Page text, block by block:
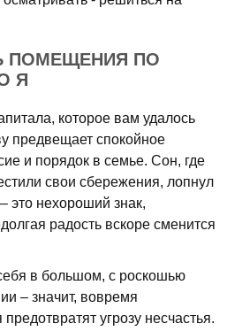
ПОМЕЩЕНИЯ ПО
Я
которое вам удалось
предвещает спокойное
и порядок в семье. Сон, где
свои сбережения, лопнул
это нехороший знак,
радость вскоре сменится
в большом, с роскошью
– значит, вовремя
угрозу несчастья.